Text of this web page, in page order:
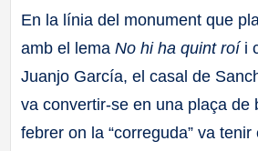
En la línia del monument que
amb el lema No hi ha quint roíi
Juanjo García, el casal de
va convertir-se en una plaça de
febrer on la “correguda” va